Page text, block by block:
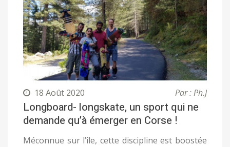
18 Août 2020 Par : Ph.J
Longboard- longskate, un sport qui ne
demande qu’à émerger en Corse !
Méconnue sur l’île, cette discipline est boostée